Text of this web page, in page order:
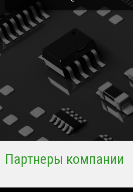
Партнеры компании